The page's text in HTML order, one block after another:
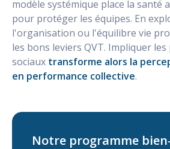
modèle systémique place la santé
pour protéger les équipes. En
l'organisation ou l'équilibre vie
les bons leviers QVT. Impliquer
sociaux transforme alors la
en performance collective.
Notre programme